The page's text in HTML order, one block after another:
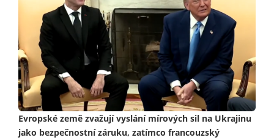
Evropské země zvažují vyslání mírových sil na Ukrajinu
jako bezpečnostní záruku, zatímco francouzský